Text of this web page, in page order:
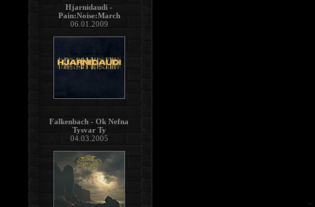
Hjarnidaudi -
Pain:Noise:March
06.01.2009
Falkenbach - Ok Nefna
Tysvar Ty
04.03.2005